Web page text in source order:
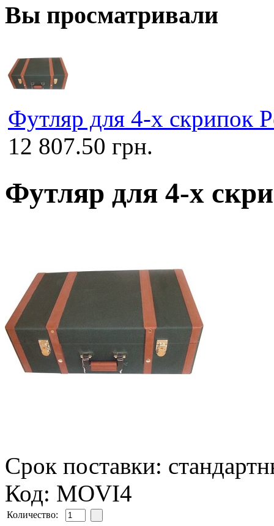
Вы просматривали
Футляр для 4-х скрипок
12 807.50 грн.
Футляр для 4-х
Срок поставки:
Код: MOVI4
Количество: